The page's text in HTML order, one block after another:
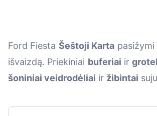
Ford Fiesta Šeštoji Karta
išvaizdą. Priekiniai buferiai ir
šoniniai veidrodėliai ir žibintai